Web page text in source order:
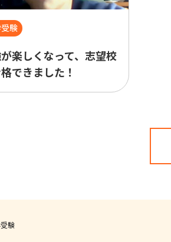
楽しくなって、志望校
できました！
験
験